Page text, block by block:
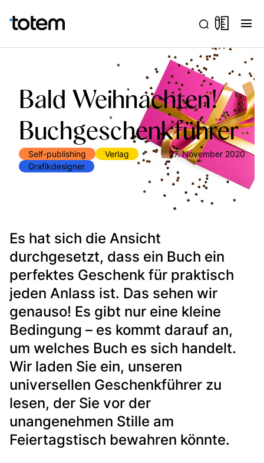
menu
Bald Weihnachten!
Buchgeschenkführer
Self-publishing
Verlag
Grafikdesigner
27. November 2020
Es hat sich die Ansicht
durchgesetzt, dass ein Buch ein
perfektes Geschenk für praktisch
jeden Anlass ist. Das sehen wir
genauso! Es gibt nur eine kleine
Bedingung – es kommt darauf an,
um welches Buch es sich handelt.
Wir laden Sie ein, unseren
universellen Geschenkführer zu
lesen, der Sie vor der
unangenehmen Stille am
Feiertagstisch bewahren könnte.